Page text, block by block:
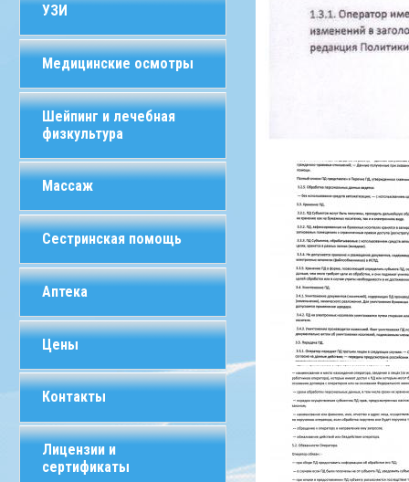
УЗИ
Медицинские осмотры
Шейпинг и лечебная
физкультура
Массаж
Сестринская помощь
Аптека
Цены
Контакты
Лицензии и
сертификаты